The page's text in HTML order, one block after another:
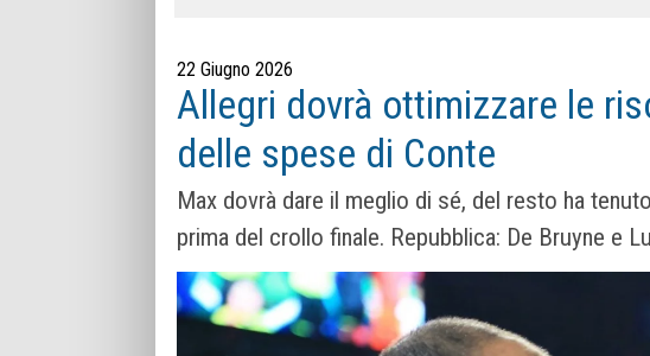
22 Giugno 2026
Allegri dovrà ottimizzare le
delle spese di Conte
Max dovrà dare il meglio di sé, del resto ha
prima del crollo finale. Repubblica: De Bruyne e